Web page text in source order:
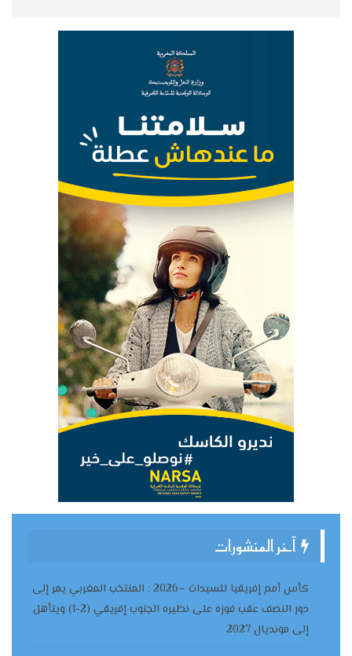
آخر المنشورات
كأس أمم إفريقيا للسيدات –2026 : المنتخب المغربي يمر إلى
دور النصف عقب فوزه على نظيره الجنوب إفريقي (2-1) ويتأهل
إلى مونديال 2027